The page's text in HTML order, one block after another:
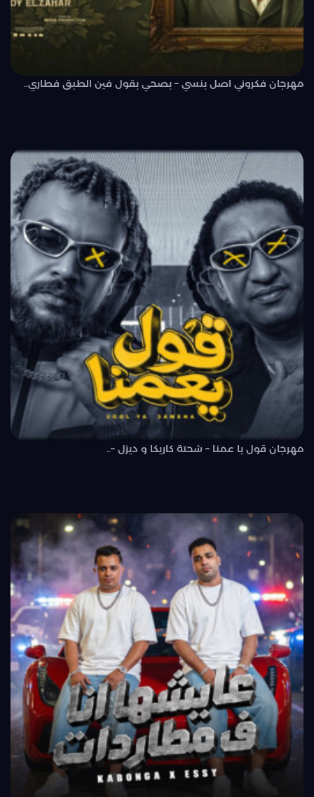
مهرجان فكروني اصل بنسي – بصحي بقول فين الطبق فطاري..
مهرجان قول يا عمنا – شحتة كاريكا و ديزل –..